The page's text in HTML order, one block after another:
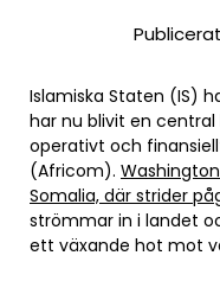
Islamiska Staten (IS)
har nu blivit en
operativt och
(Africom).
Somalia, där strider
strömmar in i landet
ett växande hot mot